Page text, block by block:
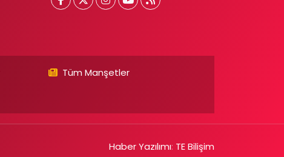
Tüm Manşetler
Haber Yazılımı: TE Bilişim